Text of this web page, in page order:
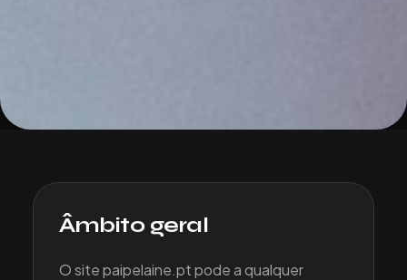
Âmbito geral
O site paipelaine.pt pode a qualquer